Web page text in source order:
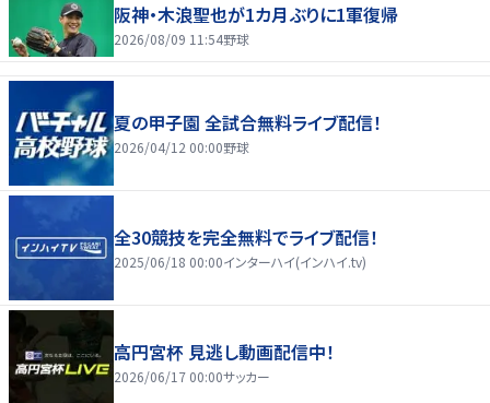
阪神・木浪聖也が1カ月ぶりに1軍復帰
2026/08/09 11:54野球
夏の甲子園 全試合無料ライブ配信！
2026/04/12 00:00野球
全30競技を完全無料でライブ配信！
2025/06/18 00:00インターハイ(インハイ.tv)
高円宮杯 見逃し動画配信中！
2026/06/17 00:00サッカー